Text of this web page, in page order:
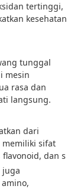
tertinggi,
kesehatan
tunggal
mesin
rasa dan
langsung.
dari
memiliki sifat
dan s
juga